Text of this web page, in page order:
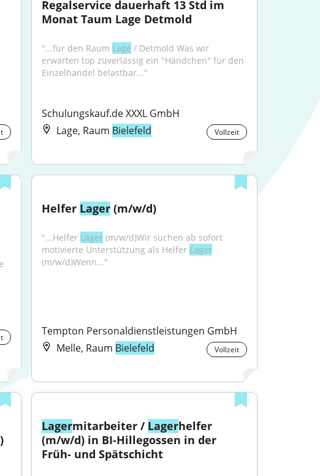
Regalservice dauerhaft 13 Std im
Monat Taum Lage Detmold
"...für den Raum Lage / Detmold Was wir
erwarten top zuverlässig ein "Händchen" für den
Einzelhandel belastbar..."
Schulungskauf.de XXXL GmbH
Lage, Raum Bielefeld Vollzeit
Helfer Lager (m/w/d)
"...Helfer Lager (m/w/d)Wir suchen ab sofort
motivierte Unterstützung als Helfer Lager
(m/w/d)Wenn..."
Tempton Personaldienstleistungen GmbH
Melle, Raum Bielefeld Vollzeit
Lagermitarbeiter / Lagerhelfer
(m/w/d) in BI-Hillegossen in der
Früh- und Spätschicht